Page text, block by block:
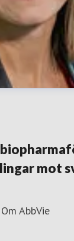
mot
Om AbbVie